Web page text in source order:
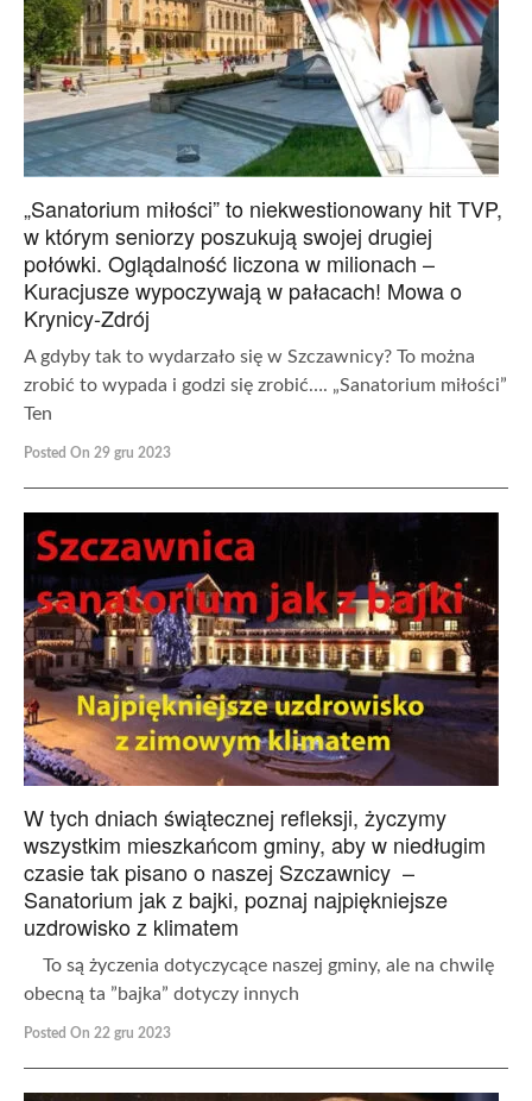
„Sanatorium miłości” to niekwestionowany hit TVP,
w którym seniorzy poszukują swojej drugiej
połówki. Oglądalność liczona w milionach –
Kuracjusze wypoczywają w pałacach! Mowa o
Krynicy-Zdrój
A gdyby tak to wydarzało się w Szczawnicy? To można
zrobić to wypada i godzi się zrobić…. „Sanatorium miłości”
Ten
Posted On 29 gru 2023
W tych dniach świątecznej refleksji, życzymy
wszystkim mieszkańcom gminy, aby w niedługim
czasie tak pisano o naszej Szczawnicy –
Sanatorium jak z bajki, poznaj najpiękniejsze
uzdrowisko z klimatem
To są życzenia dotyczycące naszej gminy, ale na chwilę
obecną ta ”bajka” dotyczy innych
Posted On 22 gru 2023